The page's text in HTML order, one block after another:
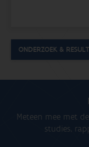
ONDERZOEK &
Meteen mee met
studies,